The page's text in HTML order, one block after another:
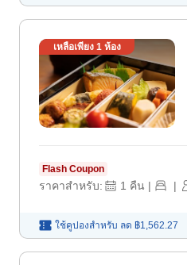
เหลือเพียง 1ห้อง
Flash Coupon
ราคาสำหรับ: 1 คืน | |
ใช้คูปองสำหรับ ลด ฿1,562.27